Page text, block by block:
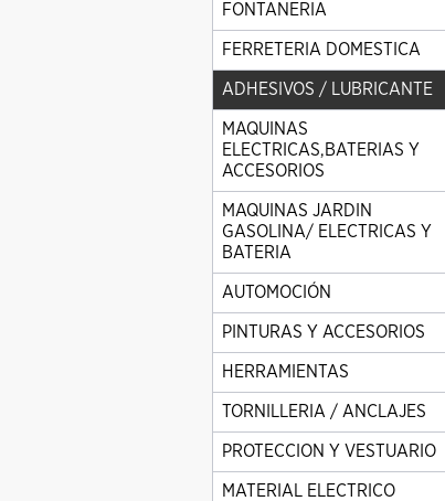
FONTANERIA
FERRETERIA DOMESTICA
ADHESIVOS / LUBRICANTE
MAQUINAS
ELECTRICAS,BATERIAS Y
ACCESORIOS
MAQUINAS JARDIN
GASOLINA/ ELECTRICAS Y
BATERIA
AUTOMOCIÓN
PINTURAS Y ACCESORIOS
HERRAMIENTAS
TORNILLERIA / ANCLAJES
PROTECCION Y VESTUARIO
MATERIAL ELECTRICO